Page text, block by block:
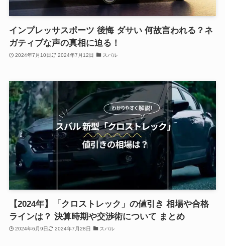
インプレッサスポーツ 後悔 ダサい 何故言われる？ネ
ガティブな声の真相に迫る！
2024年7月10日 2024年7月12日 スバル
【2024年】「クロストレック」の値引き 相場や合格
ラインは？ 決算時期や交渉術について まとめ
2024年6月9日 2024年7月28日 スバル